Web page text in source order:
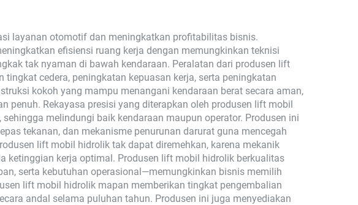
layanan otomotif dan meningkatkan profitabilitas bisnis.
efisiensi ruang kerja dengan memungkinkan teknisi
tak nyaman di bawah kendaraan. Peralatan dari produsen lift
cedera, peningkatan kepuasan kerja, serta peningkatan
kokoh yang mampu menangani kendaraan berat secara aman,
penuh. Rekayasa presisi yang diterapkan oleh produsen lift mobil
melindungi baik kendaraan maupun operator. Produsen ini
tekanan, dan mekanisme penurunan darurat guna mencegah
lift mobil hidrolik tak dapat diremehkan, karena mekanik
ketinggian kerja optimal. Produsen lift mobil hidrolik berkualitas
serta kebutuhan operasional—memungkinkan bisnis memilih
lift mobil hidrolik mapan memberikan tingkat pengembalian
andal selama puluhan tahun. Produsen ini juga menyediakan